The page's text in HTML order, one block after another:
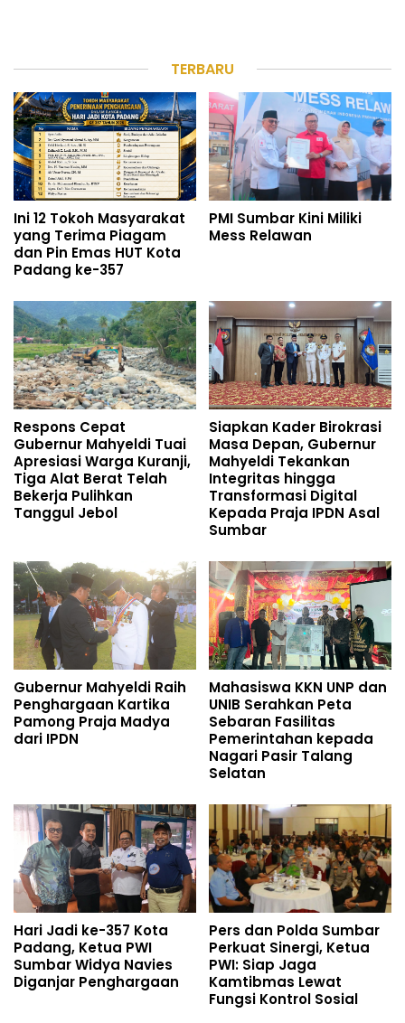
TERBARU
Ini 12 Tokoh Masyarakat
yang Terima Piagam
dan Pin Emas HUT Kota
Padang ke-357
PMI Sumbar Kini Miliki
Mess Relawan
Respons Cepat
Gubernur Mahyeldi Tuai
Apresiasi Warga Kuranji,
Tiga Alat Berat Telah
Bekerja Pulihkan
Tanggul Jebol
Siapkan Kader Birokrasi
Masa Depan, Gubernur
Mahyeldi Tekankan
Integritas hingga
Transformasi Digital
Kepada Praja IPDN Asal
Sumbar
Gubernur Mahyeldi Raih
Penghargaan Kartika
Pamong Praja Madya
dari IPDN
Mahasiswa KKN UNP dan
UNIB Serahkan Peta
Sebaran Fasilitas
Pemerintahan kepada
Nagari Pasir Talang
Selatan
Hari Jadi ke-357 Kota
Padang, Ketua PWI
Sumbar Widya Navies
Diganjar Penghargaan
Pers dan Polda Sumbar
Perkuat Sinergi, Ketua
PWI: Siap Jaga
Kamtibmas Lewat
Fungsi Kontrol Sosial